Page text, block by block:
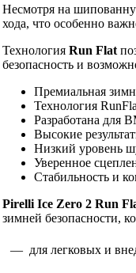
Несмотря на
хода, что особенно
Технология Run Flat
безопасность и
Премиальная
Технология
Разработана для
Высокие
Низкий уровень
Уверенное
Стабильность и
Pirelli Ice Zero 2 Run
зимней безопасности,
— для легковых и